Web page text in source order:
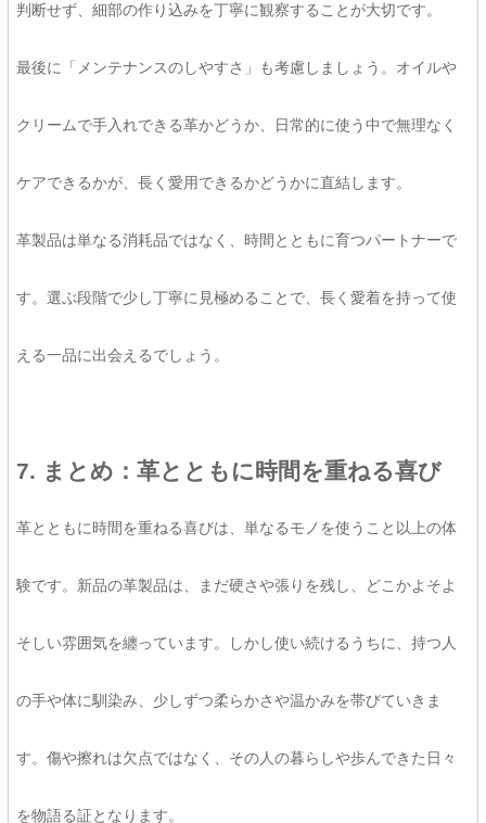
判断せず、細部の作り込みを丁寧に観察することが大切です。
最後に「メンテナンスのしやすさ」も考慮しましょう。オイルや
クリームで手入れできる革かどうか、日常的に使う中で無理なく
ケアできるかが、長く愛用できるかどうかに直結します。
革製品は単なる消耗品ではなく、時間とともに育つパートナーで
す。選ぶ段階で少し丁寧に見極めることで、長く愛着を持って使
える一品に出会えるでしょう。
7. まとめ：革とともに時間を重ねる喜び
革とともに時間を重ねる喜びは、単なるモノを使うこと以上の体
験です。新品の革製品は、まだ硬さや張りを残し、どこかよそよ
そしい雰囲気を纏っています。しかし使い続けるうちに、持つ人
の手や体に馴染み、少しずつ柔らかさや温かみを帯びていきま
す。傷や擦れは欠点ではなく、その人の暮らしや歩んできた日々
を物語る証となります。